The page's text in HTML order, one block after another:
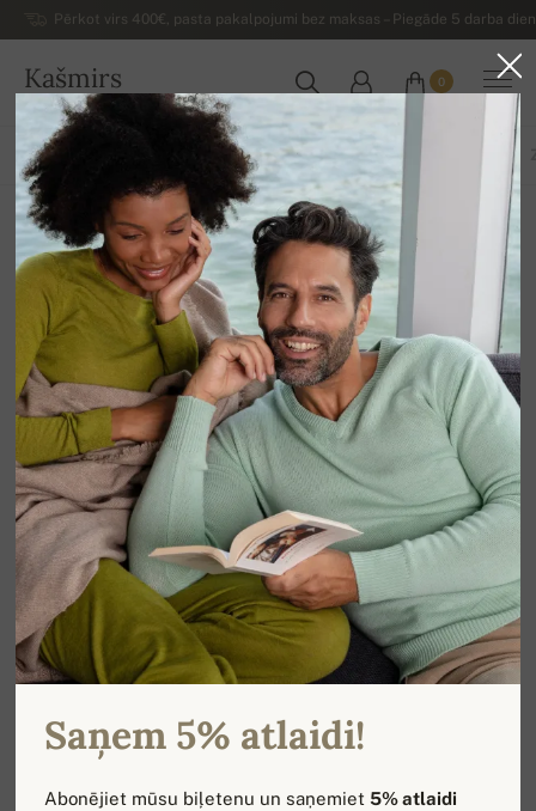
Pērkot virs 400€, pasta pakalpojumi bez maksas – Piegāde 5 darba
Kašmirs
LATVIJA
0
Kašmira aksesuāri
12 Sakārtot Filtrs
VISS PAŠMINAS CIMDI APAĻŠALLES
Saņem 5% atlaidi!
Abonējiet mūsu biļetenu un saņemiet5% atlaidi